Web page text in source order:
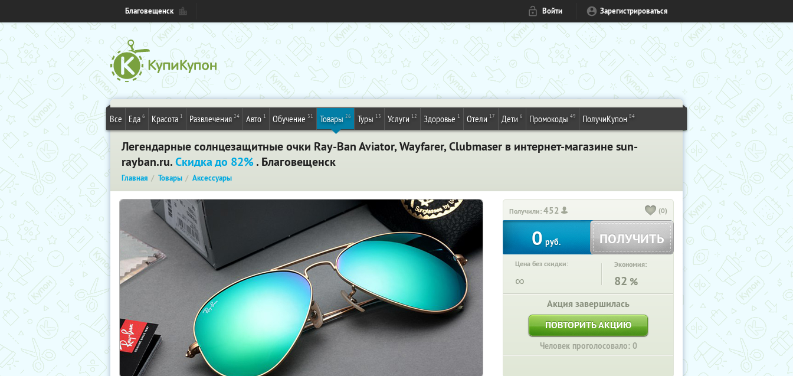
Благовещенск Войти Зарегистрироваться
Все Еда 6 Красота 1 Развлечения 24 Авто 1 Обучение 31 Товары 26 Туры 13 Услуги 12 Здоровье 1 Отели 17 Дети 6 Промокоды 49 ПолучиКупон 84
Легендарные солнцезащитные очки Ray-Ban Aviator, Wayfarer, Clubmaser в интернет-магазине sun-
rayban.ru.Скидка до 82%. Благовещенск
Главная Товары Аксессуары
Получили:452 (0)
0 руб. ПОЛУЧИТЬ
Цена без скидки:
∞
Экономия:
82 %
Акция завершилась
ПОВТОРИТЬ АКЦИЮ
Человек проголосовало: 0